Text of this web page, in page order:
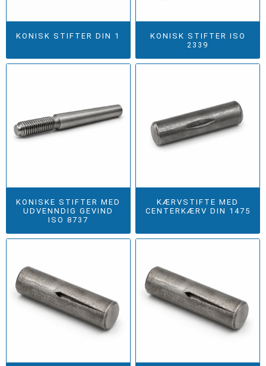
KONISK STIFTER DIN 1
KONISK STIFTER ISO
2339
KONISKE STIFTER MED
UDVENNDIG GEVIND
ISO 8737
KÆRVSTIFTE MED
CENTERKÆRV DIN 1475